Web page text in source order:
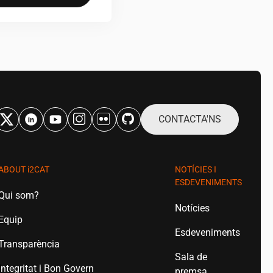
CONTACTA'NS
i2CAT
som?
i Bon Govern
NOTÍCIES I
ESDEVENIMENTS
Notícies
Esdeveniments
Sala de